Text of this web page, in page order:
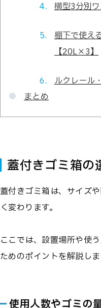
横型3分別
棚下で使え
【20L×3】
ルクレール
まとめ
蓋付きゴミ箱の
蓋付きゴミ箱は、サイズ
く変わります。
ここでは、設置場所や使
ためのポイントを解説しま
使用人数やゴミの